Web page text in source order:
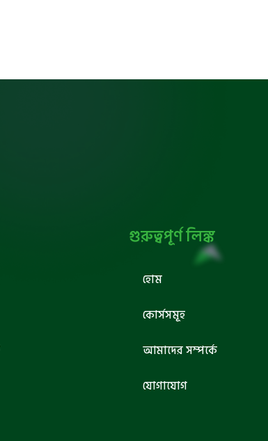
গুরুত্বপূর্ণ লিঙ্ক
হোম
কোর্সসমূহ
আমাদের সম্পর্কে
যোগাযোগ